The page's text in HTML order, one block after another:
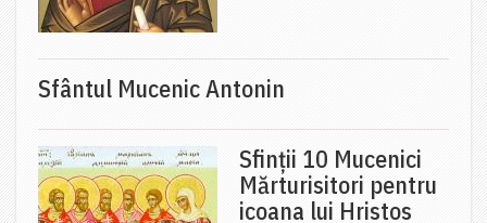
Sfântul Mucenic Antonin
Sfinții 10 Mucenici
Mărturisitori pentru
icoana lui Hristos